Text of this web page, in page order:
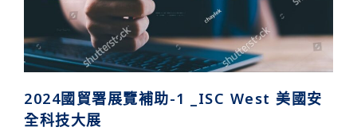
2024國貿署展覽補助-1 _ISC West 美國安
全科技大展